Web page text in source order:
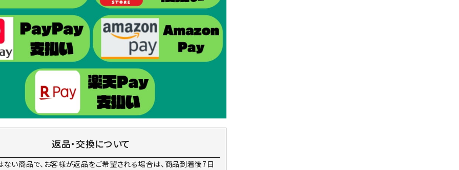
返品・交換について
い商品で、お客様が返品をご希望される場合は、商品到着後7日